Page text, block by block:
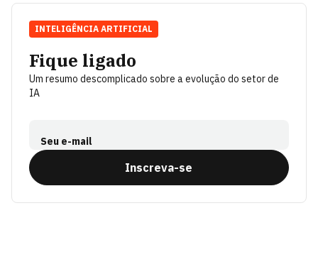
Fique ligado
Um resumo descomplicado sobre a evolução do setor de
IA
Seu e-mail
Inscreva-se
INTELIGÊNCIA ARTIFICIAL